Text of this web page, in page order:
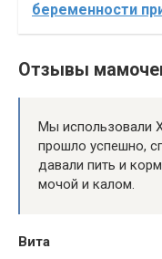
беременности
Отзывы
Мы использовали
прошло успешно,
давали пить и
мочой и калом.
Вита